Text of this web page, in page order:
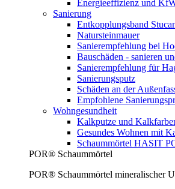
Energieeffizienz und
Sanierung
Entkopplungsband
Natursteinmauer
Sanierempfehlung bei
Bauschäden - sanieren
Sanierempfehlung für
Sanierungsputz
Schäden an der
Empfohlene
Wohngesundheit
Kalkputze und
Gesundes Wohnen mit
Schaummörtel HASIT
POR® Schaummörtel
POR® Schaummörtel mineralischer